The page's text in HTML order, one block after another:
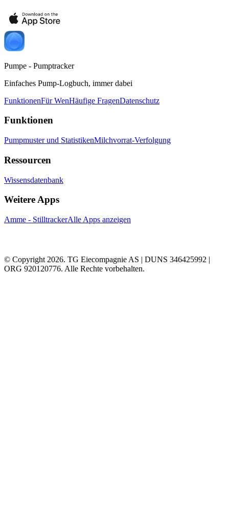
Pumpe - Pumptracker
Einfaches Pump-Logbuch, immer dabei
FunktionenFür WenHäufige FragenDatenschutz
Funktionen
Pumpmuster und StatistikenMilchvorrat-Verfolgung
Ressourcen
Wissensdatenbank
Weitere Apps
Amme - StilltrackerAlle Apps anzeigen
© Copyright 2026. TG Eiecompagnie AS | DUNS 346425992 |
ORG 920120776. Alle Rechte vorbehalten.